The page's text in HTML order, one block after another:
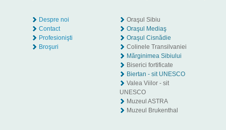
Despre noi
Contact
Profesionişti
Broşuri
Oraşul Sibiu
Oraşul Mediaş
Oraşul Cisnădie
Colinele Transilvaniei
Mărginimea Sibiului
Biserici fortificate
Biertan - sit UNESCO
Valea Viilor - sit
UNESCO
Muzeul ASTRA
Muzeul Brukenthal